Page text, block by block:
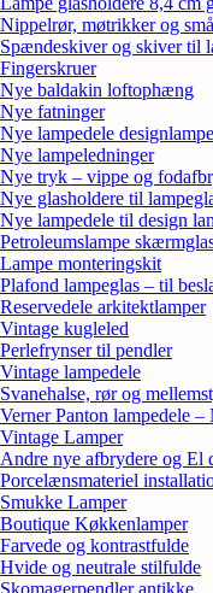
Nippelrør, møtrikker og
Spændeskiver og skiver til
Fingerskruer
Nye baldakin loftophæng
Nye fatninger
Nye lampedele
Nye lampeledninger
Nye tryk – vippe og
Nye glasholdere til
Nye lampedele til design
Petroleumslampe
Lampe monteringskit
Plafond lampeglas – til
Reservedele arkitektlamper
Vintage kugleled
Perlefrynser til pendler
Vintage lampedele
Svanehalse, rør og
Verner Panton lampedele –
Vintage Lamper
Andre nye afbrydere og El
Porcelænsmateriel
Smukke Lamper
Boutique Køkkenlamper
Farvede og kontrastfulde
Hvide og neutrale stilfulde
Skomagerpendler antikke